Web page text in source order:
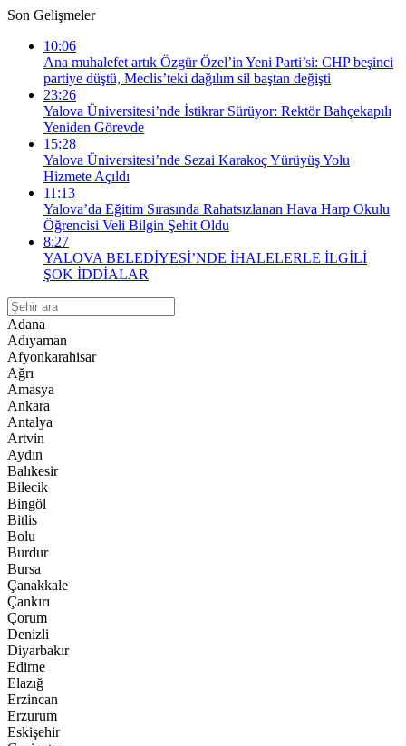
Son Gelişmeler
10:06
Ana muhalefet artık Özgür Özel’in Yeni Parti’si: CHP beşinci
partiye düştü, Meclis’teki dağılım sil baştan değişti
23:26
Yalova Üniversitesi’nde İstikrar Sürüyor: Rektör Bahçekapılı
Yeniden Görevde
15:28
Yalova Üniversitesi’nde Sezai Karakoç Yürüyüş Yolu
Hizmete Açıldı
11:13
Yalova’da Eğitim Sırasında Rahatsızlanan Hava Harp Okulu
Öğrencisi Veli Bilgin Şehit Oldu
8:27
YALOVA BELEDİYESİ’NDE İHALELERLE İLGİLİ
ŞOK İDDİALAR
Adana
Adıyaman
Afyonkarahisar
Ağrı
Amasya
Ankara
Antalya
Artvin
Aydın
Balıkesir
Bilecik
Bingöl
Bitlis
Bolu
Burdur
Bursa
Çanakkale
Çankırı
Çorum
Denizli
Diyarbakır
Edirne
Elazığ
Erzincan
Erzurum
Eskişehir